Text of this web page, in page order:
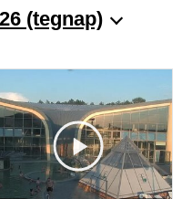
(tegnap)